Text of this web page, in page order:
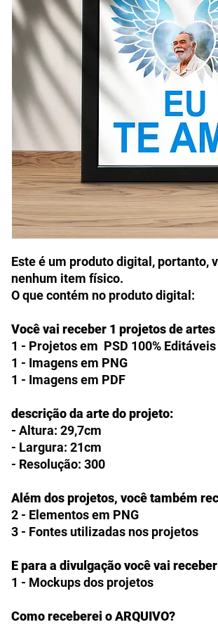
Este é um produto digital, portanto,
nenhum item físico.
O que contém no produto digital:
Você vai receber 1 projetos de
1 - Projetos em PSD 100% Editáveis
1 - Imagens em PNG
1 - Imagens em PDF
descrição da arte do projeto:
- Altura: 29,7cm
- Largura: 21cm
- Resolução: 300
Além dos projetos, você também
2 - Elementos em PNG
3 - Fontes utilizadas nos projetos
E para a divulgação você vai
1 - Mockups dos projetos
Como receberei o ARQUIVO?